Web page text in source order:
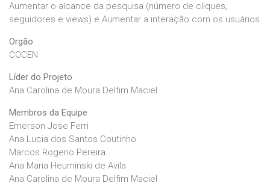
Aumentar o alcance da pesquisa (número de cliques,
seguidores e views) e Aumentar a interação com os usuários
Orgão
COCEN
Líder do Projeto
Ana Carolina de Moura Delfim Maciel
Membros da Equipe
Emerson Jose Ferri
Ana Lucia dos Santos Coutinho
Marcos Rogerio Pereira
Ana Maria Heuminski de Avila
Ana Carolina de Moura Delfim Maciel